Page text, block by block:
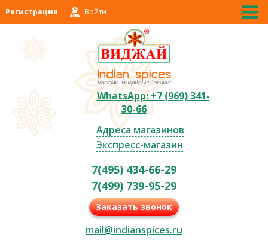
Регистрация Войти
WhatsApp: +7 (969) 341-
30-66
Адреса магазинов
Экспресс-магазин
7(495) 434-66-29
7(499) 739-95-29
Заказать звонок
mail@indianspices.ru